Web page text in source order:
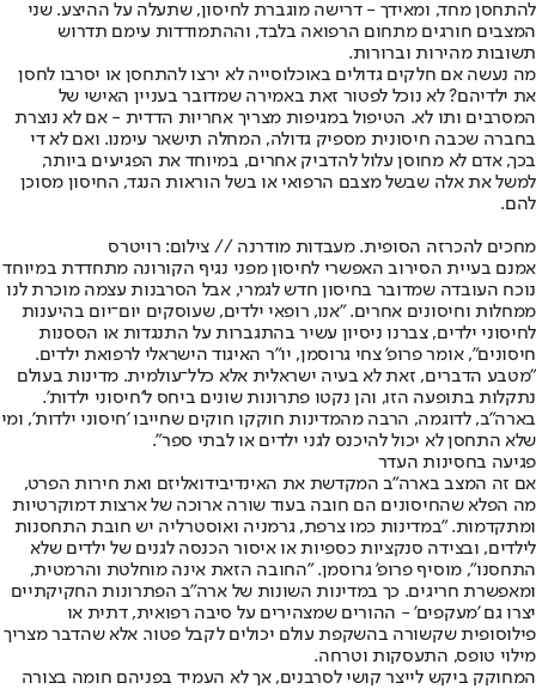
להתחסן מחד, ומאידך - דרישה מוגברת לחיסון, שתעלה על ההיצע. שני
המצבים חורגים מתחום הרפואה בלבד, וההתמודדות עימם תדרוש
תשובות מהירות וברורות.
מה נעשה אם חלקים גדולים באוכלוסייה לא ירצו להתחסן או יסרבו לחסן
את ילדיהם? לא נוכל לפטור זאת באמירה שמדובר בעניין האישי של
המסרבים ותו לא. הטיפול במגיפות מצריך אחריות הדדית - אם לא נוצרת
בחברה שכבה חיסונית מספיק גדולה, המחלה תישאר עימנו. ואם לא די
בכך, אדם לא מחוסן עלול להדביק אחרים, במיוחד את הפגיעים ביותר,
למשל את אלה שבשל מצבם הרפואי או בשל הוראות הנגד, החיסון מסוכן
להם.
מחכים להכרזה הסופית. מעבדות מודרנה // צילום: רויטרס
אמנם בעיית הסירוב האפשרי לחיסון מפני נגיף הקורונה מתחדדת במיוחד
נוכח העובדה שמדובר בחיסון חדש לגמרי, אבל הסרבנות עצמה מוכרת לנו
ממחלות וחיסונים אחרים. "אנו, רופאי ילדים, שעוסקים יום־יום בהיענות
לחיסוני ילדים, צברנו ניסיון עשיר בהתגברות על התנגדות או הססנות
חיסונים", אומר פרופ' צחי גרוסמן, יו"ר האיגוד הישראלי לרפואת ילדים.
"מטבע הדברים, זאת לא בעיה ישראלית אלא כלל־עולמית. מדינות בעולם
נתקלות בתופעה הזו, והן נקטו פתרונות שונים ביחס ל'חיסוני ילדות'.
בארה"ב, לדוגמה, הרבה מהמדינות חוקקו חוקים שחייבו 'חיסוני ילדות', ומי
שלא התחסן לא יכול להיכנס לגני ילדים או לבתי ספר".
פגיעה בחסינות העדר
אם זה המצב בארה"ב המקדשת את האינדיבידואליזם ואת חירות הפרט,
מה הפלא שהחיסונים הם חובה בעוד שורה ארוכה של ארצות דמוקרטיות
ומתקדמות. "במדינות כמו צרפת, גרמניה ואוסטרליה יש חובת התחסנות
לילדים, ובצידה סנקציות כספיות או איסור הכנסה לגנים של ילדים שלא
התחסנו", מוסיף פרופ' גרוסמן. "החובה הזאת אינה מוחלטת והרמטית,
ומאפשרת חריגים. כך במדינות השונות של ארה"ב הפתרונות החקיקתיים
יצרו גם 'מעקפים' - ההורים שמצהירים על סיבה רפואית, דתית או
פילוסופית שקשורה בהשקפת עולם יכולים לקבל פטור. אלא שהדבר מצריך
מילוי טופס, התעסקות וטרחה.
המחוקק ביקש לייצר קושי לסרבנים, אך לא העמיד בפניהם חומה בצורה